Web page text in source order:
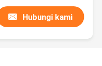
Hubungi kami